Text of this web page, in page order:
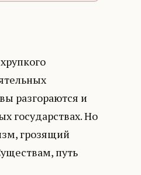
разгораются и
государствах. Но
грозящий
путь